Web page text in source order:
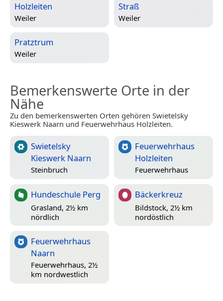
Holzleiten
Weiler
Straß
Weiler
Pratztrum
Weiler
Bemerkenswerte Orte in der
Nähe
Zu den bemerkenswerten Orten gehören Swietelsky
Kieswerk Naarn und Feuerwehrhaus Holzleiten.
Swietelsky
Kieswerk Naarn
Steinbruch
Feuerwehrhaus
Holzleiten
Feuerwehrhaus
Hundeschule Perg
Grasland, 2½ km
nördlich
Bäckerkreuz
Bildstock, 2½ km
nordöstlich
Feuerwehrhaus
Naarn
Feuerwehrhaus, 2½
km nordwestlich